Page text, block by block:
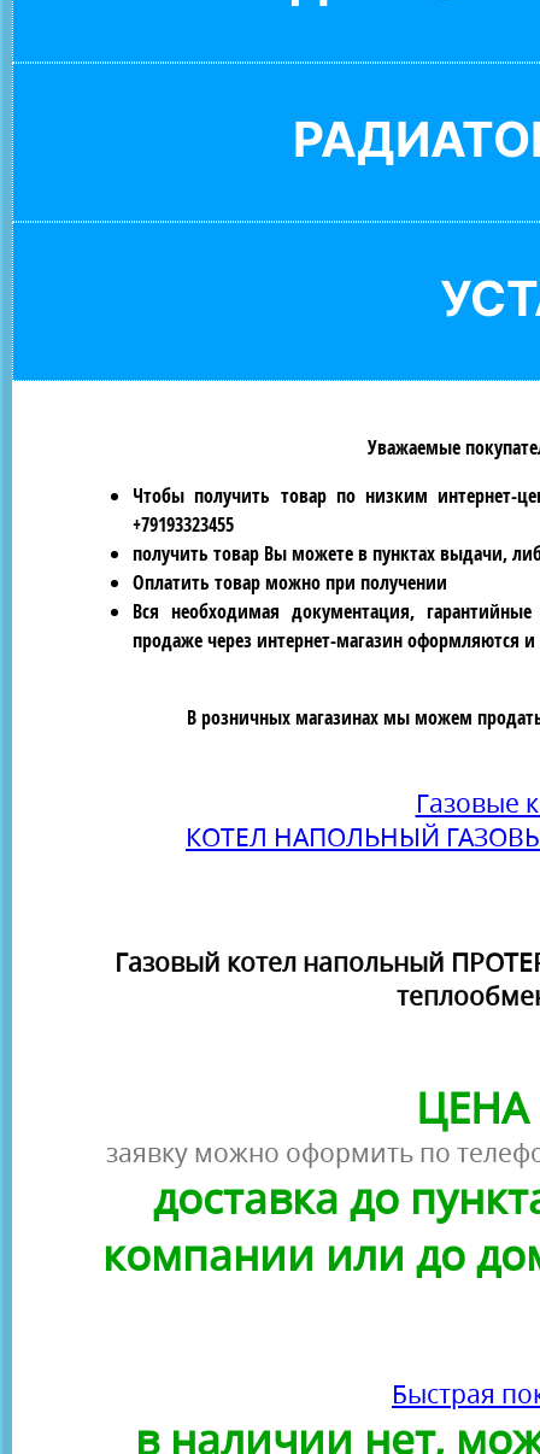
Уважаемые
Чтобы получить товар по низким интернет-
+79193323455
получить товар Вы можете в пунктах выдачи,
Оплатить товар можно при получении
Вся необходимая документация,
продаже через интернет-магазин оформляются
В розничных магазинах мы можем
Газовые
КОТЕЛ НАПОЛЬНЫЙ
Газовый котел напольный
ЦЕНА
заявку можно оформить по
доставка до
компании или до
Быстрая
в наличии нет,